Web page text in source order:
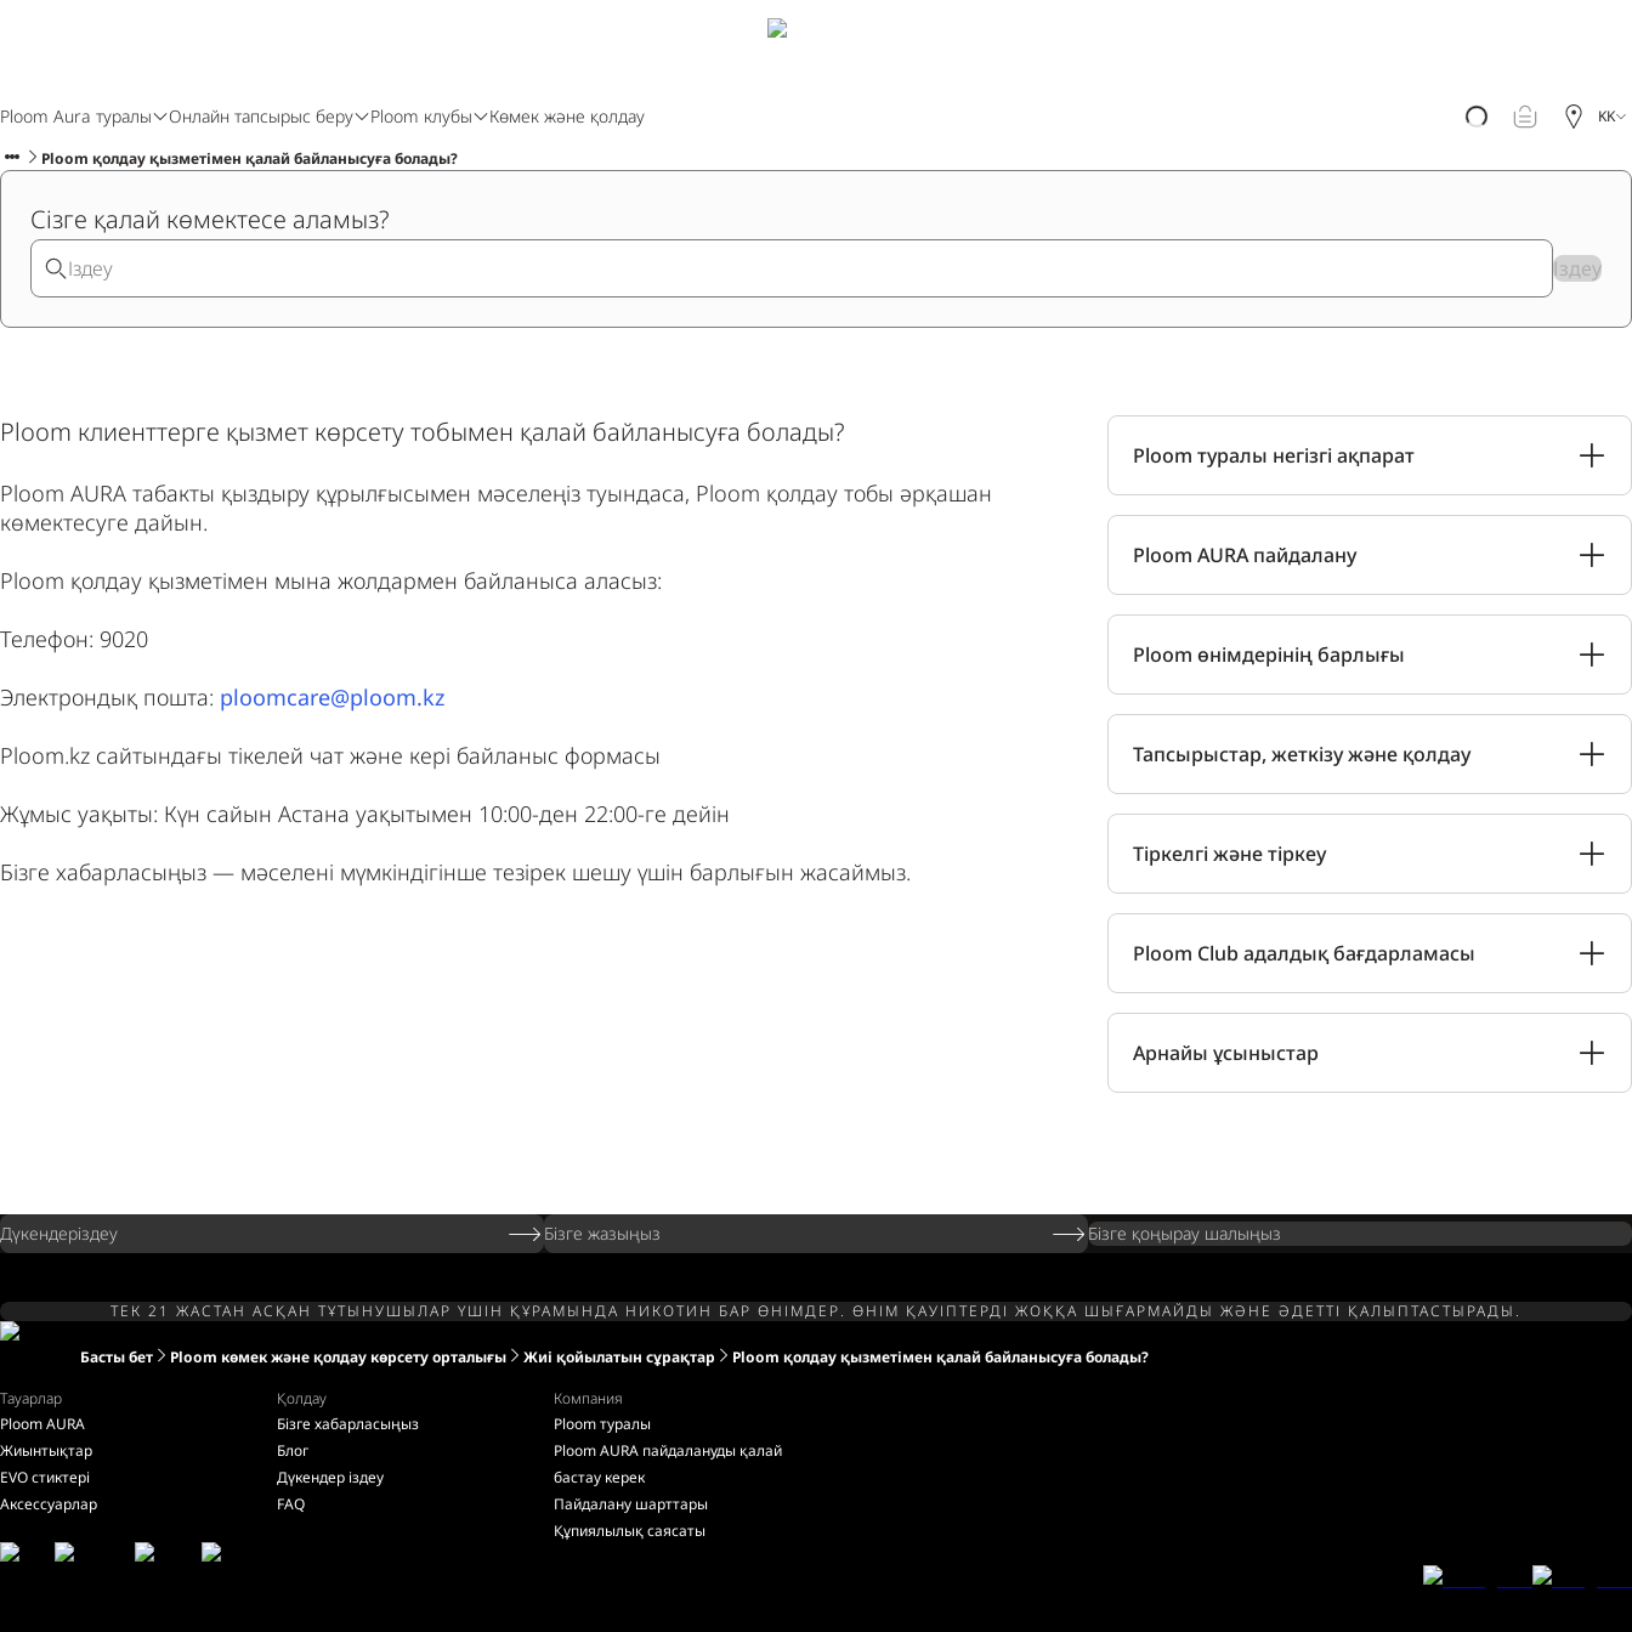
Ploom Aura туралы Онлайн тапсырыс беру Ploom клубы Көмек және қолдау KK
Ploom қолдау қызметімен қалай байланысуға болады?
Сізге қалай көмектесе аламыз?
Іздеу
Ploom клиенттерге қызмет көрсету тобымен қалай байланысуға болады?
Ploom AURA табакты қыздыру құрылғысымен мәселеңіз туындаса, Ploom қолдау тобы әрқашан
көмектесуге дайын.
Ploom қолдау қызметімен мына жолдармен байланыса аласыз:
Телефон: 9020
Электрондық пошта: ploomcare@ploom.kz
Ploom.kz сайтындағы тікелей чат және кері байланыс формасы
Жұмыс уақыты: Күн сайын Астана уақытымен 10:00-ден 22:00-ге дейін
Бізге хабарласыңыз — мәселені мүмкіндігінше тезірек шешу үшін барлығын жасаймыз.
Ploom туралы негізгі ақпарат
Ploom AURA пайдалану
Ploom өнімдерінің барлығы
Тапсырыстар, жеткізу және қолдау
Тіркелгі және тіркеу
Ploom Club адалдық бағдарламасы
Арнайы ұсыныстар
Дүкендеріздеу Бізге жазыңыз Бізге қоңырау шалыңыз
ТЕК 21 ЖАСТАН АСҚАН ТҰТЫНУШЫЛАР ҮШІН ҚҰРАМЫНДА НИКОТИН БАР ӨНІМДЕР. ӨНІМ ҚАУІПТЕРДІ ЖОҚҚА ШЫҒАРМАЙДЫ ЖӘНЕ ӘДЕТТІ ҚАЛЫПТАСТЫРАДЫ.
Басты бет Ploom көмек және қолдау көрсету орталығы Жиі қойылатын сұрақтар
Ploom қолдау қызметімен қалай байланысуға болады?
Тауарлар
Ploom AURA
Жиынтықтар
EVO стиктері
Аксессуарлар
Қолдау
Бізге хабарласыңыз
Блог
Дүкендер іздеу
FAQ
Компания
Ploom туралы
Ploom AURA пайдалануды қалай
бастау керек
Пайдалану шарттары
Құпиялылық саясаты